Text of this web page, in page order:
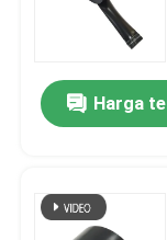
Harga